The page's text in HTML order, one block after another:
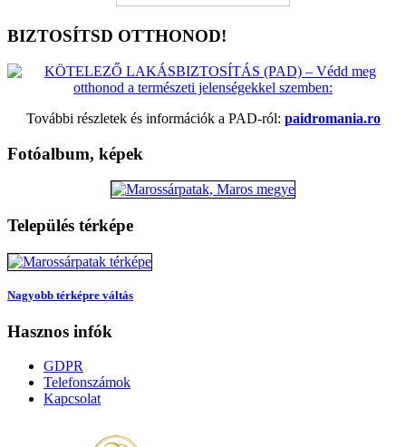
BIZTOSÍTSD OTTHONOD!
További részletek és információk a PAD-ról: paidromania.ro
Fotóalbum, képek
Település térképe
Nagyobb térképre váltás
Hasznos infók
GDPR
Telefonszámok
Kapcsolat